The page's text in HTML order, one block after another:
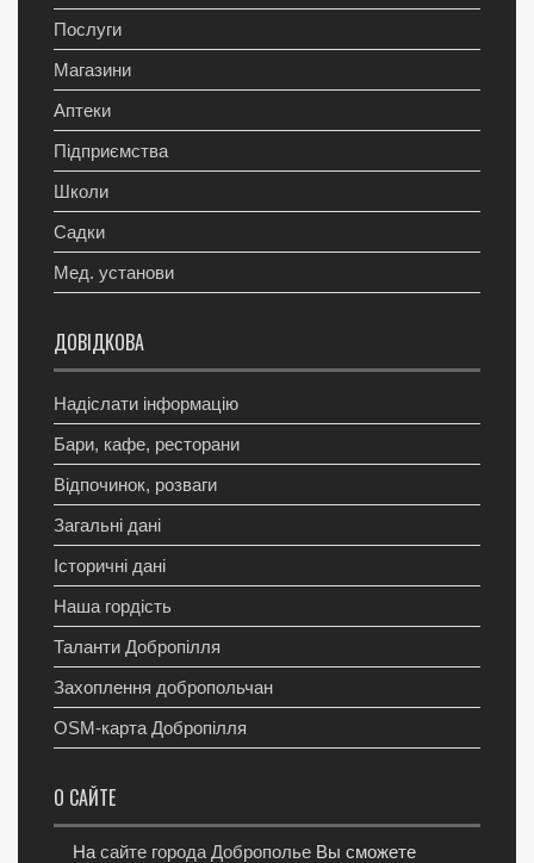
Послуги
Магазини
Аптеки
Підприємства
Школи
Садки
Мед. установи
ДОВІДКОВА
Надіслати інформацію
Бари, кафе, ресторани
Відпочинок, розваги
Загальні дані
Історичні дані
Наша гордість
Таланти Добропілля
Захоплення добропольчан
OSM-карта Добропілля
О САЙТЕ
На сайте города Доброполье Вы сможете